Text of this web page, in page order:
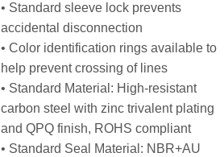
• Standard sleeve lock prevents
accidental disconnection
• Color identification rings available to
help prevent crossing of lines
• Standard Material: High-resistant
carbon steel with zinc trivalent plating
and QPQ finish, ROHS compliant
• Standard Seal Material: NBR+AU